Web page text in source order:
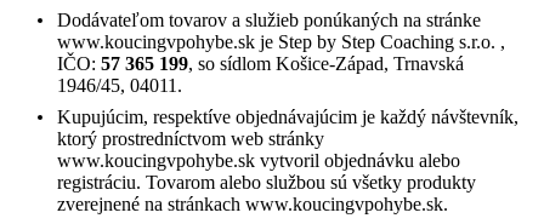
Dodávateľom tovarov a služieb ponúkaných na stránke
www.koucingvpohybe.sk je Step by Step Coaching s.r.o. ,
IČO: 57 365 199, so sídlom Košice-Západ, Trnavská
1946/45, 04011.
Kupujúcim, respektíve objednávajúcim je každý návštevník,
ktorý prostredníctvom web stránky
www.koucingvpohybe.sk vytvoril objednávku alebo
registráciu. Tovarom alebo službou sú všetky produkty
zverejnené na stránkach www.koucingvpohybe.sk.